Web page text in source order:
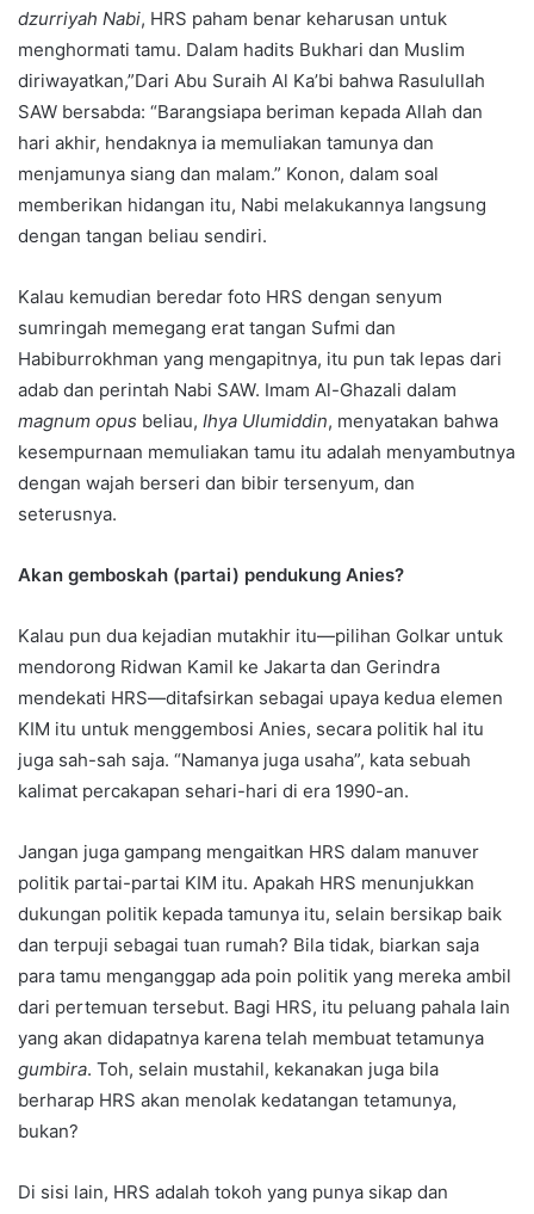
dzurriyah Nabi, HRS paham benar keharusan untuk
menghormati tamu. Dalam hadits Bukhari dan Muslim
diriwayatkan,”Dari Abu Suraih Al Ka’bi bahwa Rasulullah
SAW bersabda: “Barangsiapa beriman kepada Allah dan
hari akhir, hendaknya ia memuliakan tamunya dan
menjamunya siang dan malam.” Konon, dalam soal
memberikan hidangan itu, Nabi melakukannya langsung
dengan tangan beliau sendiri.
Kalau kemudian beredar foto HRS dengan senyum
sumringah memegang erat tangan Sufmi dan
Habiburrokhman yang mengapitnya, itu pun tak lepas dari
adab dan perintah Nabi SAW. Imam Al-Ghazali dalam
magnum opus beliau, Ihya Ulumiddin, menyatakan bahwa
kesempurnaan memuliakan tamu itu adalah menyambutnya
dengan wajah berseri dan bibir tersenyum, dan
seterusnya.
Akan gemboskah (partai) pendukung Anies?
Kalau pun dua kejadian mutakhir itu—pilihan Golkar untuk
mendorong Ridwan Kamil ke Jakarta dan Gerindra
mendekati HRS—ditafsirkan sebagai upaya kedua elemen
KIM itu untuk menggembosi Anies, secara politik hal itu
juga sah-sah saja. “Namanya juga usaha”, kata sebuah
kalimat percakapan sehari-hari di era 1990-an.
Jangan juga gampang mengaitkan HRS dalam manuver
politik partai-partai KIM itu. Apakah HRS menunjukkan
dukungan politik kepada tamunya itu, selain bersikap baik
dan terpuji sebagai tuan rumah? Bila tidak, biarkan saja
para tamu menganggap ada poin politik yang mereka ambil
dari pertemuan tersebut. Bagi HRS, itu peluang pahala lain
yang akan didapatnya karena telah membuat tetamunya
gumbira. Toh, selain mustahil, kekanakan juga bila
berharap HRS akan menolak kedatangan tetamunya,
bukan?
Di sisi lain, HRS adalah tokoh yang punya sikap dan